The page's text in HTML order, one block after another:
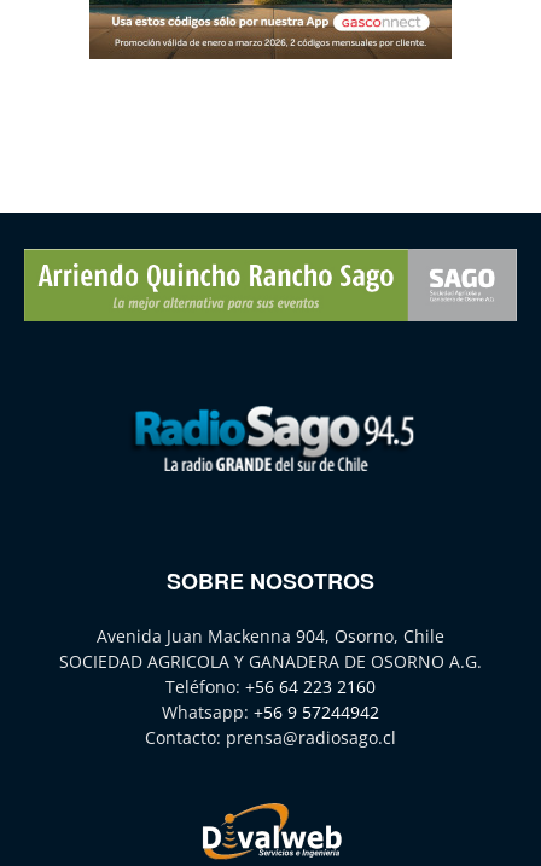
SOBRE NOSOTROS
Avenida Juan Mackenna 904, Osorno, Chile
SOCIEDAD AGRICOLA Y GANADERA DE OSORNO A.G.
Teléfono: +56 64 223 2160
Whatsapp: +56 9 57244942
Contacto: prensa@radiosago.cl